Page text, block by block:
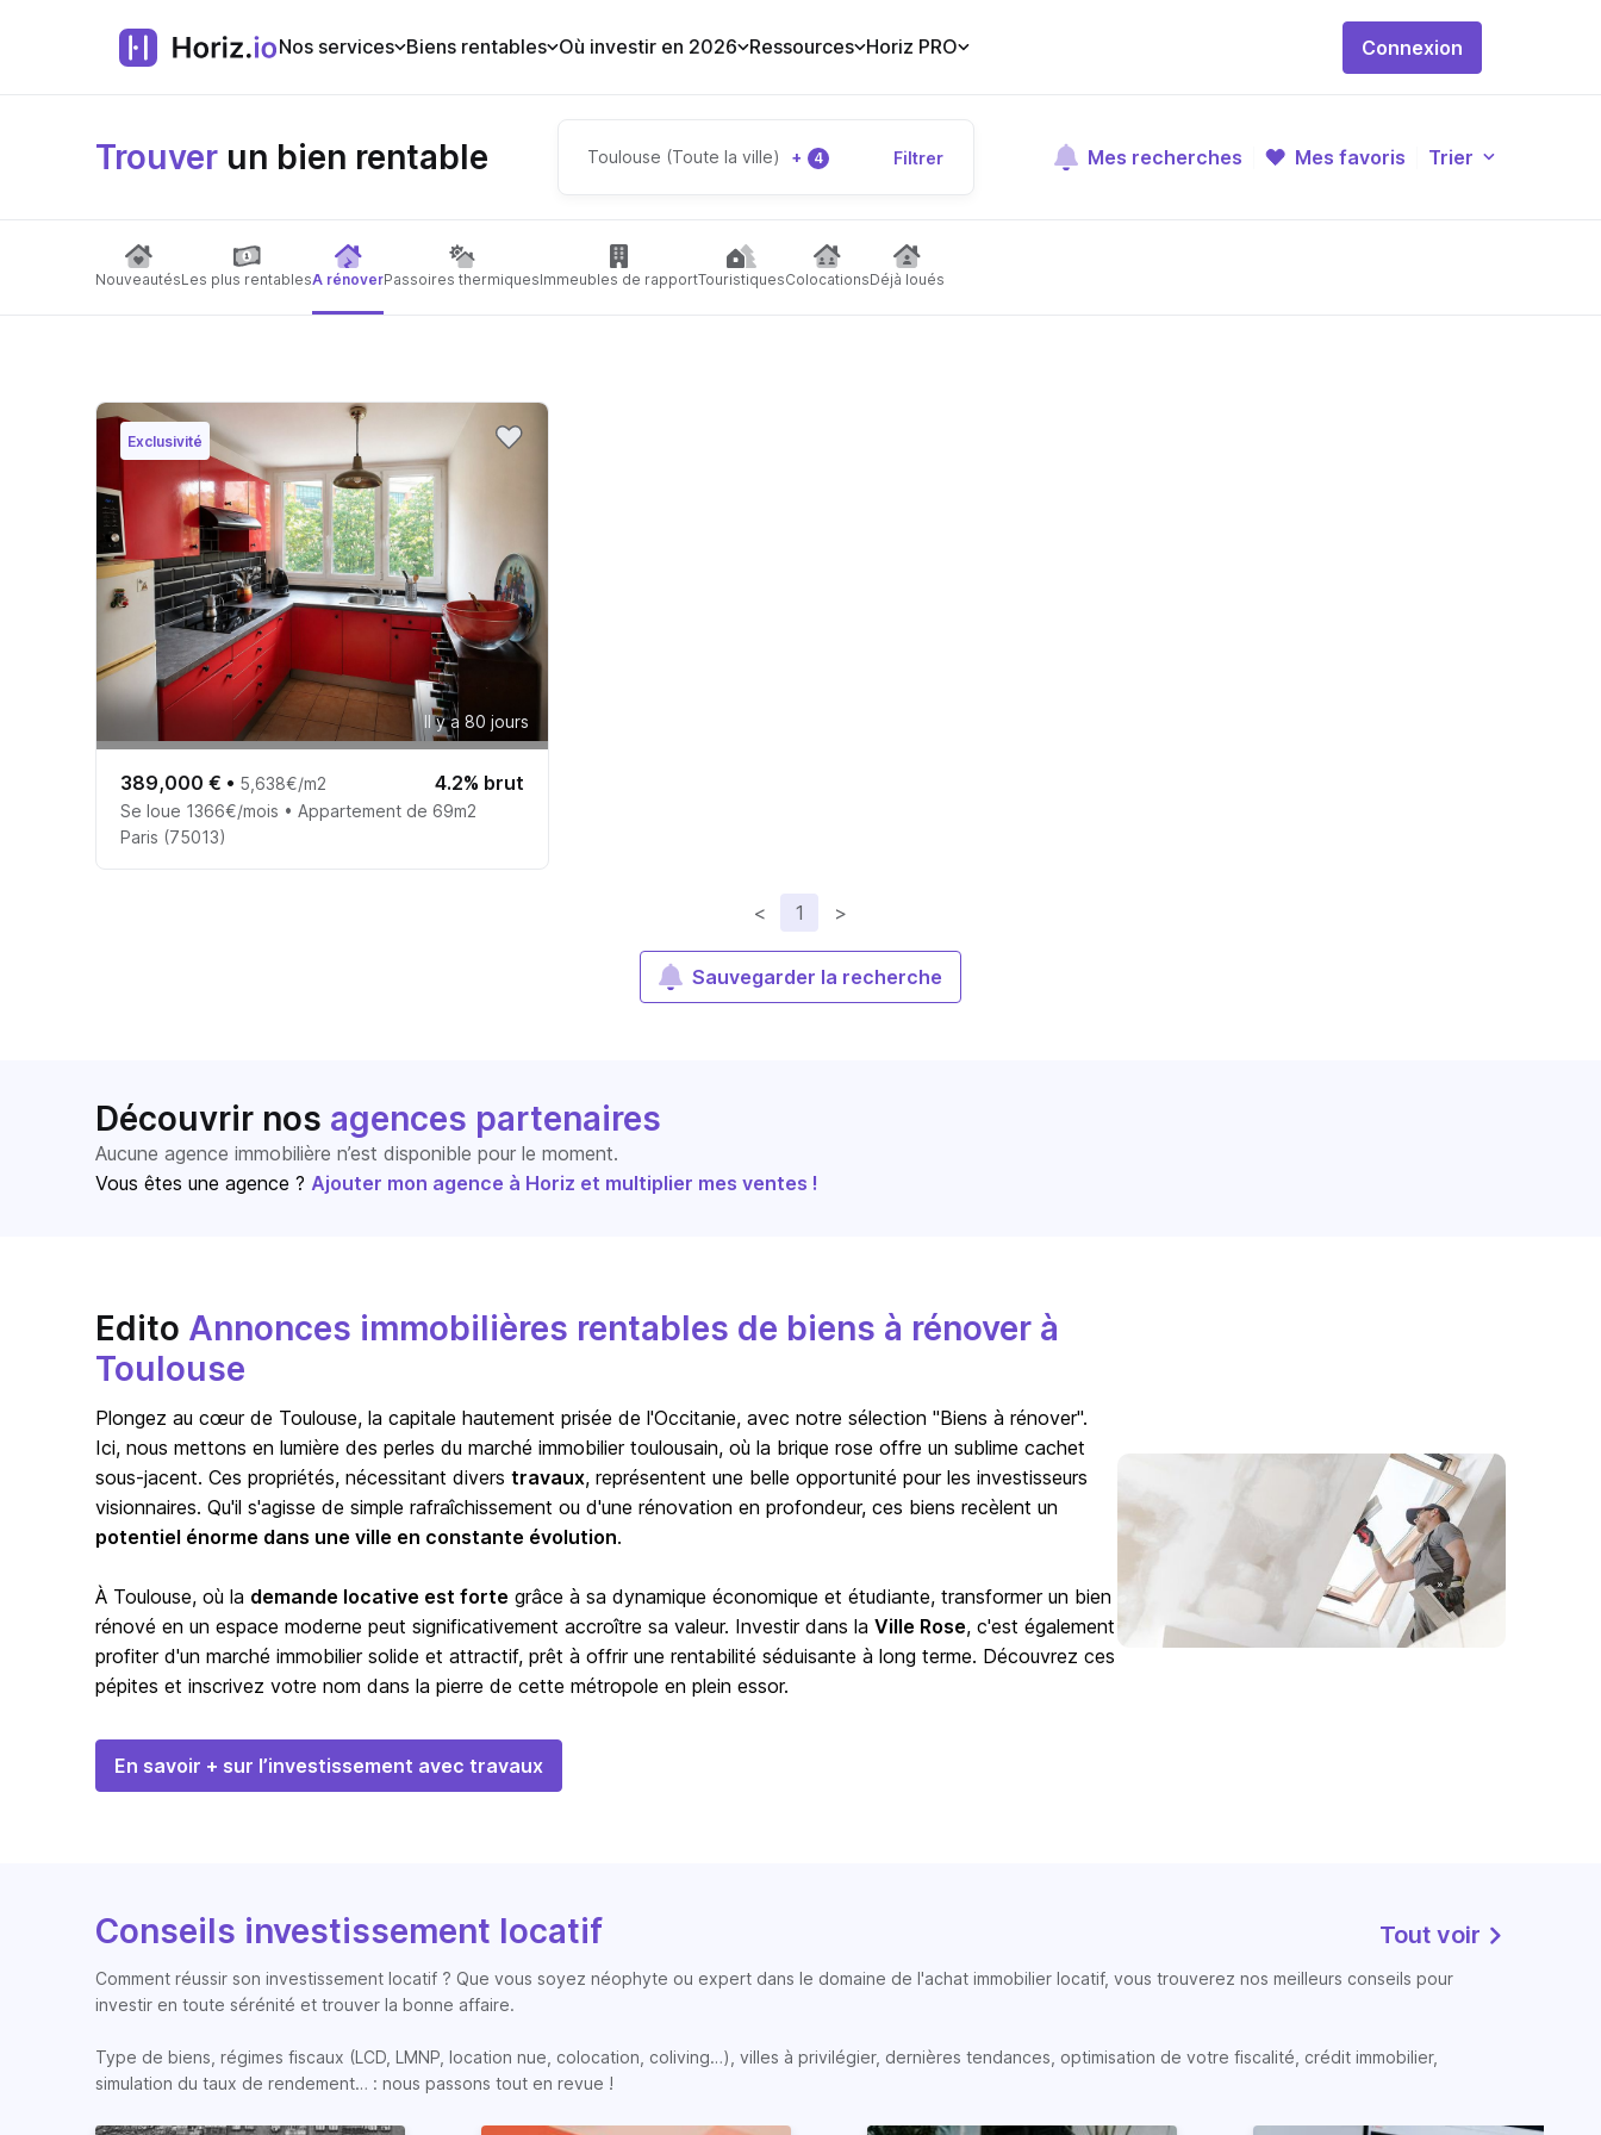
Nos services Biens rentables Où investir en 2026 Ressources Horiz PRO Connexion
Trouver un bien rentable Toulouse (Toute la ville) + 4 Filtrer Mes recherches Mes favoris Trier
NouveautésLes plus rentablesA rénoverPassoires thermiquesImmeubles de rapportTouristiquesColocationsDéjà loués
Exclusivité
Il y a 80 jours
389,000 € • 5,638€/m2 4.2% brut
Se loue 1366€/mois • Appartement de 69m2
Paris (75013)
< 1 >
Sauvegarder la recherche
Découvrir nos agences partenaires
Aucune agence immobilière n’est disponible pour le moment.
Vous êtes une agence ? Ajouter mon agence à Horiz et multiplier mes ventes !
Edito Annonces immobilières rentables de biens à rénover à
Toulouse
Plongez au cœur de Toulouse, la capitale hautement prisée de l'Occitanie, avec notre sélection "Biens à rénover".
Ici, nous mettons en lumière des perles du marché immobilier toulousain, où la brique rose offre un sublime cachet
sous-jacent. Ces propriétés, nécessitant divers travaux, représentent une belle opportunité pour les investisseurs
visionnaires. Qu'il s'agisse de simple rafraîchissement ou d'une rénovation en profondeur, ces biens recèlent un
potentiel énorme dans une ville en constante évolution.
À Toulouse, où la demande locative est forte grâce à sa dynamique économique et étudiante, transformer un bien
rénové en un espace moderne peut significativement accroître sa valeur. Investir dans la Ville Rose, c'est également
profiter d'un marché immobilier solide et attractif, prêt à offrir une rentabilité séduisante à long terme. Découvrez ces
pépites et inscrivez votre nom dans la pierre de cette métropole en plein essor.
En savoir + sur l’investissement avec travaux
Conseils investissement locatif Tout voir
Comment réussir son investissement locatif ? Que vous soyez néophyte ou expert dans le domaine de l'achat immobilier locatif, vous trouverez nos meilleurs conseils pour
investir en toute sérénité et trouver la bonne affaire.
Type de biens, régimes fiscaux (LCD, LMNP, location nue, colocation, coliving…), villes à privilégier, dernières tendances, optimisation de votre fiscalité, crédit immobilier,
simulation du taux de rendement… : nous passons tout en revue !